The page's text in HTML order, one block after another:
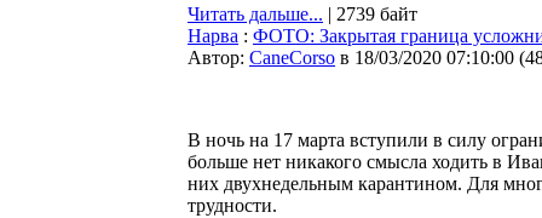
Читать дальше... | 2739 байт
Нарва : ФОТО: Закрытая граница
Автор: CaneCorso в 18/03/2020 07:10:00 (
В ночь на 17 марта вступили в силу
больше нет никакого смысла ходить в
них двухнедельным карантином. Для
трудности.